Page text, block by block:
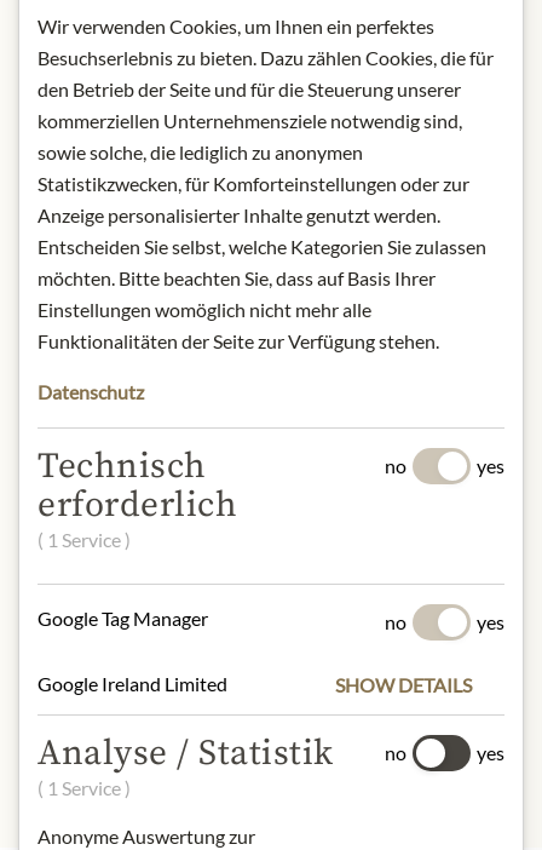
POPIS
Origin: United Kingdom
Storage: Store in a cool and dry place.
Contact: Charbonnel et Walker
Limited One, The Royal Arcade 28
Old Bond Street, London WIS 4BT,
United Kingdom
Produktdesign von der Abbildung
abweichen kann.
SLOŽENÍ A ALERGENY
Sugar, cocoa butter, whole milk
Milk chocolate contains cocoa solids
min.
Soja, Milch, Nüsse
Wir verwenden Cookies, um Ihnen ein perfektes
Besuchserlebnis zu bieten. Dazu zählen Cookies, die für
den Betrieb der Seite und für die Steuerung unserer
kommerziellen Unternehmensziele notwendig sind,
sowie solche, die lediglich zu anonymen
Statistikzwecken, für Komforteinstellungen oder zur
Anzeige personalisierter Inhalte genutzt werden.
Entscheiden Sie selbst, welche Kategorien Sie zulassen
möchten. Bitte beachten Sie, dass auf Basis Ihrer
Einstellungen womöglich nicht mehr alle
Funktionalitäten der Seite zur Verfügung stehen.
Datenschutz
Technisch
erforderlich
( 1 Service )
no yes
Google Tag Manager no yes
Google Ireland Limited SHOW DETAILS
Analyse / Statistik
( 1 Service )
Anonyme Auswertung zur
no yes